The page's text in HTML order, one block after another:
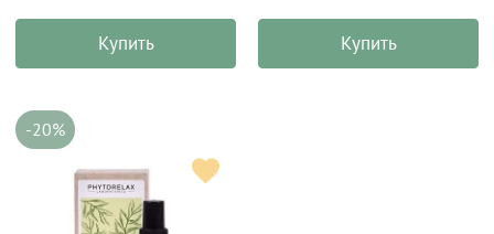
Купить Купить
-20%